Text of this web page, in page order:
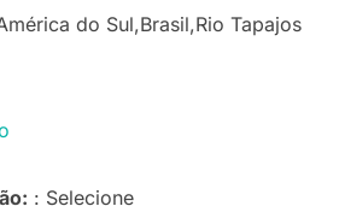
do Sul,Brasil,Rio Tapajos
: Selecione